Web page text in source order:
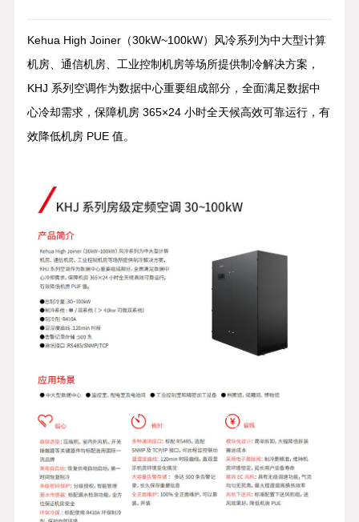
Kehua High Joiner（30kW~100kW）风冷系列为中大型计算
机房、通信机房、工业控制机房等场所提供制冷解决方案，
KHJ 系列空调作为数据中心重要组成部分，全面满足数据中
心冷却需求，保障机房 365×24 小时全天候高效可靠运行，有
效降低机房 PUE 值。